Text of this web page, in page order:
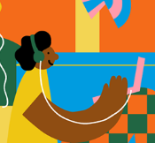
Materiais